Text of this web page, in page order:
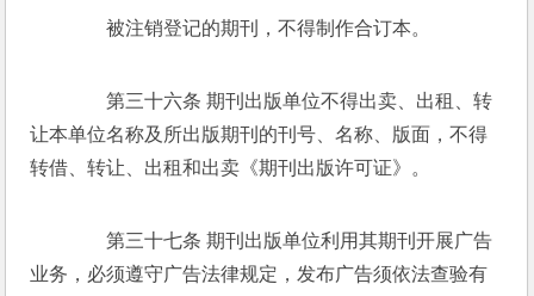
被注销登记的期刊，不得制作合订本。
第三十六条 期刊出版单位不得出卖、出租、转
让本单位名称及所出版期刊的刊号、名称、版面，不得
转借、转让、出租和出卖《期刊出版许可证》。
第三十七条 期刊出版单位利用其期刊开展广告
业务，必须遵守广告法律规定，发布广告须依法查验有